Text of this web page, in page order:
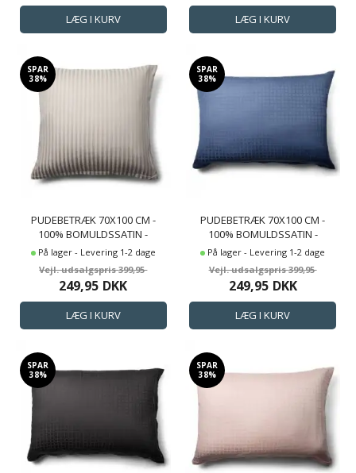
SPAR
38%
PUDEBETRÆK 70X100 CM -
100% BOMULDSSATIN -
GAVLPUDE - KLASSISK
På lager - Levering 1-2 dage
399,95
249,95 DKK
SPAR
38%
PUDEBETRÆK 70X100 CM -
100% BOMULDSSATIN -
GAVLPUDE - BLÅT
På lager - Levering 1-2 dage
399,95
249,95 DKK
SPAR
38%
SPAR
38%